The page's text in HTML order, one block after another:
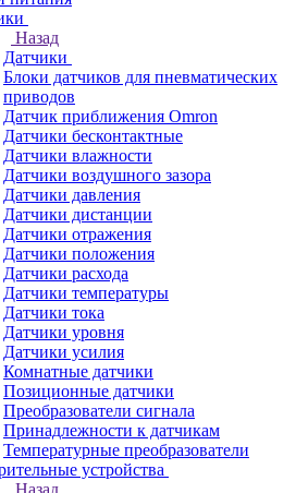
Назад
Датчики
Блоки датчиков для пневматических
приводов
Датчик приближения Omron
Датчики бесконтактные
Датчики влажности
Датчики воздушного зазора
Датчики давления
Датчики дистанции
Датчики отражения
Датчики положения
Датчики расхода
Датчики температуры
Датчики тока
Датчики уровня
Датчики усилия
Комнатные датчики
Позиционные датчики
Преобразователи сигнала
Принадлежности к датчикам
Температурные преобразователи
устройства